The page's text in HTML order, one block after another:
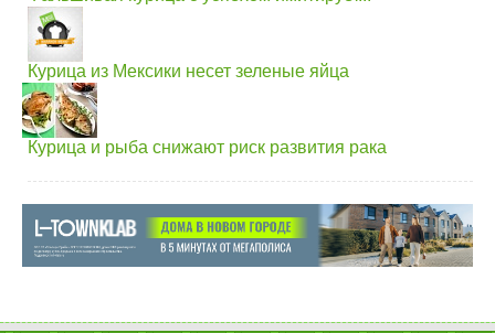
Курица из Мексики несет зеленые яйца
Курица и рыба снижают риск развития рака